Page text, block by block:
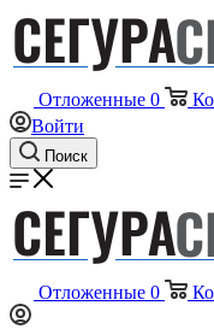
Отложенные 0
Войти
Поиск
Отложенные 0